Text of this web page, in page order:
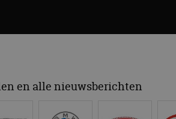
en alle nieuwsberichten